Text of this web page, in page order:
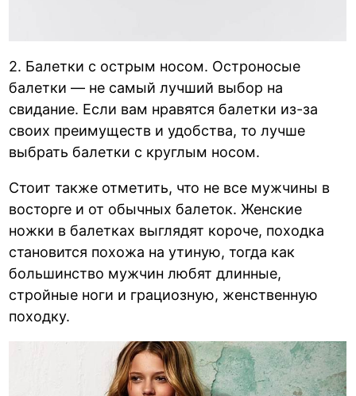
2. Балетки с острым носом. Остроносые
балетки — не самый лучший выбор на
свидание. Если вам нравятся балетки из-за
своих преимуществ и удобства, то лучше
выбрать балетки с круглым носом.
Стоит также отметить, что не все мужчины в
восторге и от обычных балеток. Женские
ножки в балетках выглядят короче, походка
становится похожа на утиную, тогда как
большинство мужчин любят длинные,
стройные ноги и грациозную, женственную
походку.